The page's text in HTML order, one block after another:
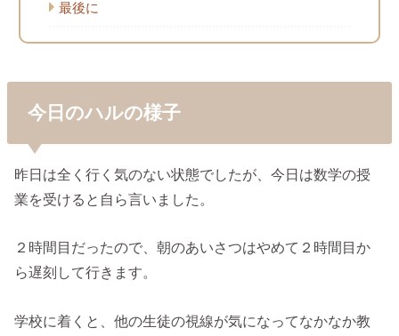
最後に
今日のハルの様子
昨日は全く行く気のない状態でしたが、今日は数学の授
業を受けると自ら言いました。
２時間目だったので、朝のあいさつはやめて２時間目か
ら遅刻して行きます。
学校に着くと、他の生徒の視線が気になってなかなか教